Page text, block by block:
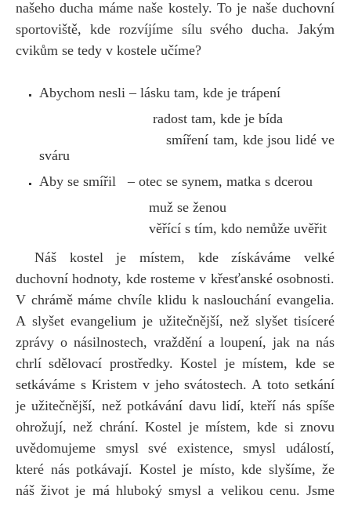
našeho ducha máme naše kostely. To je naše duchovní
sportoviště, kde rozvíjíme sílu svého ducha. Jakým
cvikům se tedy v kostele učíme?
Abychom nesli – lásku tam, kde je trápení
radost tam, kde je bída
smíření tam, kde jsou lidé ve
sváru
Aby se smířil – otec se synem, matka s dcerou
muž se ženou
věřící s tím, kdo nemůže uvěřit
Náš kostel je místem, kde získáváme velké
duchovní hodnoty, kde rosteme v křesťanské osobnosti.
V chrámě máme chvíle klidu k naslouchání evangelia.
A slyšet evangelium je užitečnější, než slyšet tisíceré
zprávy o násilnostech, vraždění a loupení, jak na nás
chrlí sdělovací prostředky. Kostel je místem, kde se
setkáváme s Kristem v jeho svátostech. A toto setkání
je užitečnější, než potkávání davu lidí, kteří nás spíše
ohrožují, než chrání. Kostel je místem, kde si znovu
uvědomujeme smysl své existence, smysl událostí,
které nás potkávají. Kostel je místo, kde slyšíme, že
náš život je má hluboký smysl a velikou cenu. Jsme